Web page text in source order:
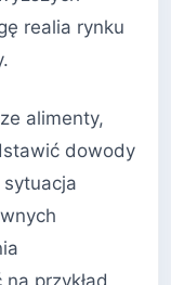
realia rynku
alimenty,
dowody
przykład